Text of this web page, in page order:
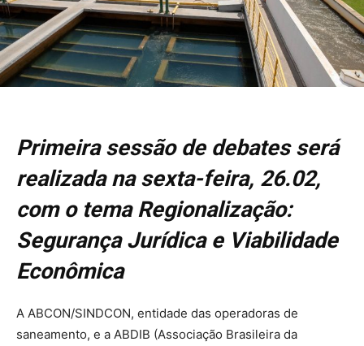
Primeira sessão de debates será
realizada na sexta-feira, 26.02,
com o tema Regionalização:
Segurança Jurídica e Viabilidade
Econômica
A ABCON/SINDCON, entidade das operadoras de
saneamento, e a ABDIB (Associação Brasileira da